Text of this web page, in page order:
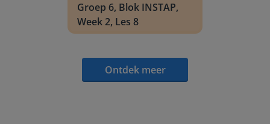
Groep 6, Blok INSTAP,
Week 2, Les 8
Ontdek meer